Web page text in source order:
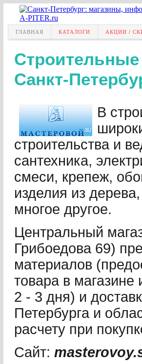
ГЛАВНАЯ КАТАЛОГИ АКЦИИ /
Санкт-
В
строительства и
сантехника,
смеси, крепеж,
изделия из
многое другое.
Центральный
Грибоедова 69)
материалов
товара в магазине
2 - 3 дня) и
Петербурга и
расчету при
Сайт: